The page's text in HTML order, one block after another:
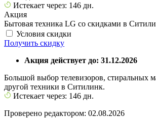
Истекает через: 146 дн.
Акция
Бытовая техника LG со скидками в
Условия скидки
Получить скидку
Акция действует до: 31.12.2026
Большой выбор телевизоров, стиральных
другой техники в Ситилинк.
Истекает через: 146 дн.
Проверено редактором: 02.08.2026